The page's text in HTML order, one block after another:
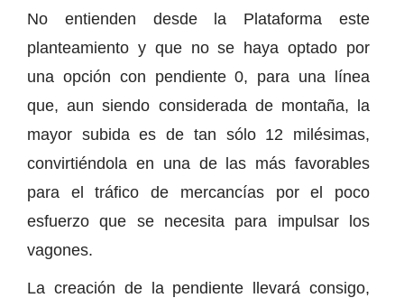
No entienden desde la Plataforma este
planteamiento y que no se haya optado por
una opción con pendiente 0, para una línea
que, aun siendo considerada de montaña, la
mayor subida es de tan sólo 12 milésimas,
convirtiéndola en una de las más favorables
para el tráfico de mercancías por el poco
esfuerzo que se necesita para impulsar los
vagones.
La creación de la pendiente llevará consigo,